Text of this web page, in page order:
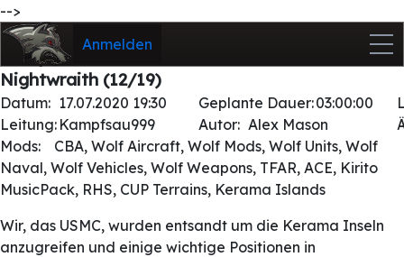
-->
Anmelden
Nightwraith (12/19)
Datum: 17.07.2020 19:30 Geplante Dauer:03:00:00
Leitung: Kampfsau999 Autor: Alex Mason
Mods:
CBA, Wolf Aircraft, Wolf Mods, Wolf Units, Wolf
Naval, Wolf Vehicles, Wolf Weapons, TFAR, ACE, Kirito
MusicPack, RHS, CUP Terrains, Kerama Islands
Wir, das USMC, wurden entsandt um die Kerama Inseln
anzugreifen und einige wichtige Positionen in